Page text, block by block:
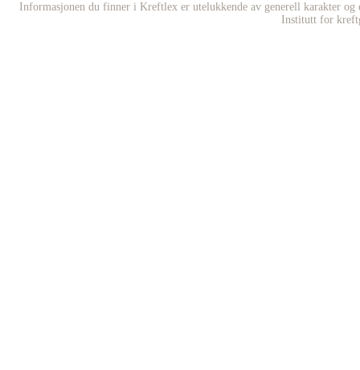
Informasjonen du finner i Kreftlex er utelukkende av generell karakter og
Institutt for